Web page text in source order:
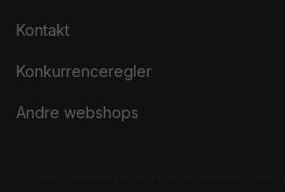
Kontakt
Konkurrenceregler
Andre webshops